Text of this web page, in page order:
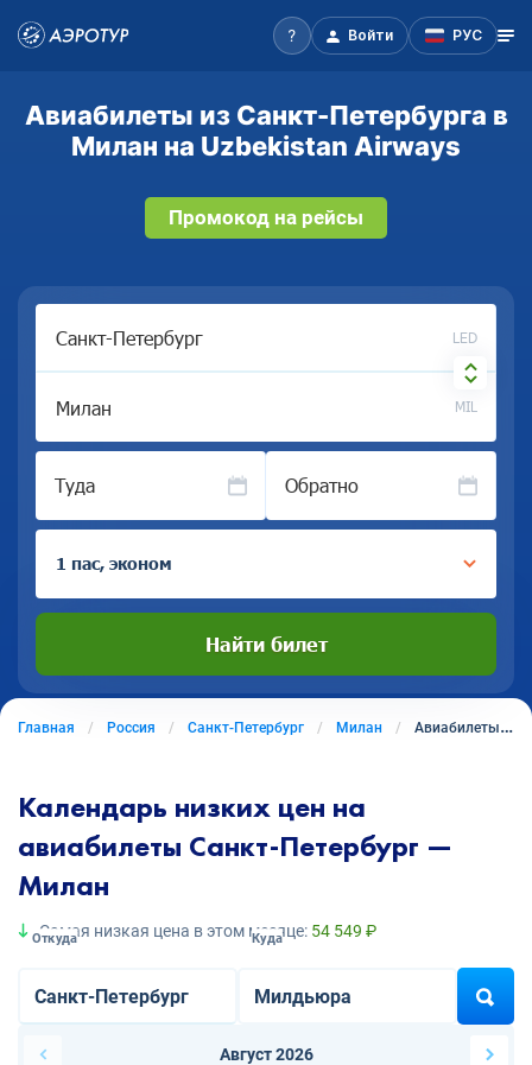
Войти РУС
Авиабилеты из Санкт-Петербурга в
Милан на Uzbekistan Airways
Промокод на рейсы
LED
MIL
Туда Обратно
1 пас, эконом
Найти билет
Главная Россия Санкт-Петербург Милан Авиабилеты из Санкт-Петербурга в Милан
Календарь низких цен на
авиабилеты Санкт-Петербург —
Милан
Самая низкая цена в этом месяце: 54 549 ₽
Откуда Куда
Август 2026